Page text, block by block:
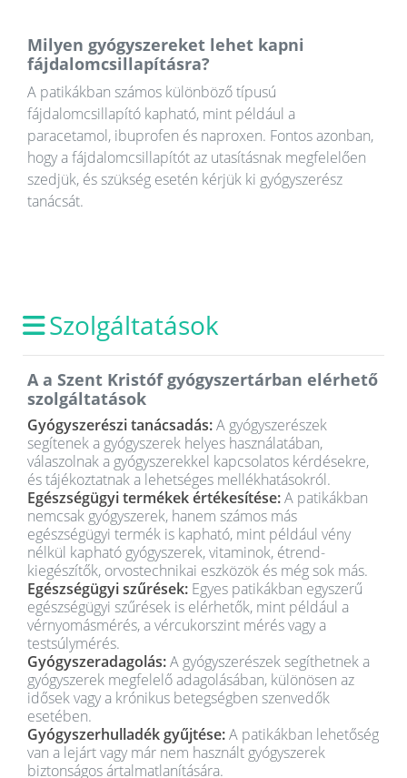
Milyen gyógyszereket lehet kapni
fájdalomcsillapításra?
A patikákban számos különböző típusú
fájdalomcsillapító kapható, mint például a
paracetamol, ibuprofen és naproxen. Fontos azonban,
hogy a fájdalomcsillapítót az utasításnak megfelelően
szedjük, és szükség esetén kérjük ki gyógyszerész
tanácsát.
Szolgáltatások
A a Szent Kristóf gyógyszertárban elérhető
szolgáltatások
Gyógyszerészi tanácsadás:A gyógyszerészek
segítenek a gyógyszerek helyes használatában,
válaszolnak a gyógyszerekkel kapcsolatos kérdésekre,
és tájékoztatnak a lehetséges mellékhatásokról.
Egészségügyi termékek értékesítése:A patikákban
nemcsak gyógyszerek, hanem számos más
egészségügyi termék is kapható, mint például vény
nélkül kapható gyógyszerek, vitaminok, étrend-
kiegészítők, orvostechnikai eszközök és még sok más.
Egészségügyi szűrések: Egyes patikákban egyszerű
egészségügyi szűrések is elérhetők, mint például a
vérnyomásmérés, a vércukorszint mérés vagy a
testsúlymérés.
Gyógyszeradagolás:A gyógyszerészek segíthetnek a
gyógyszerek megfelelő adagolásában, különösen az
idősek vagy a krónikus betegségben szenvedők
esetében.
Gyógyszerhulladék gyűjtése:A patikákban lehetőség
van a lejárt vagy már nem használt gyógyszerek
biztonságos ártalmatlanítására.